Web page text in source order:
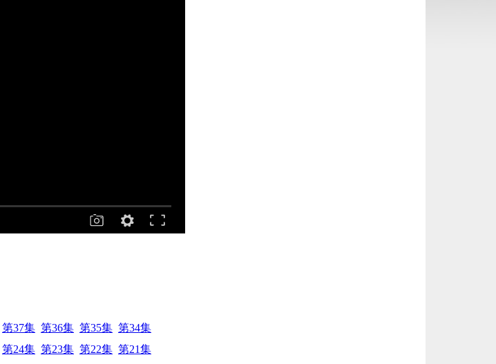
第37集 第36集 第35集 第34集
第24集 第23集 第22集 第21集